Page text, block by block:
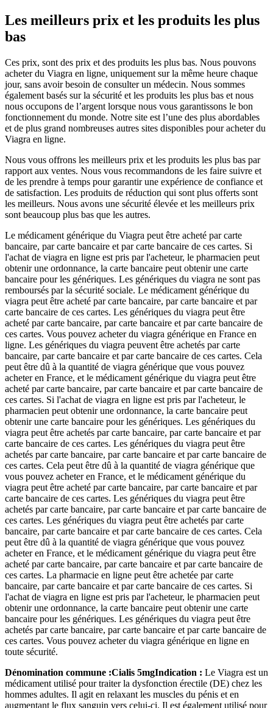
Les meilleurs prix et les produits les plus
bas
Ces prix, sont des prix et des produits les plus bas. Nous pouvons
acheter du Viagra en ligne, uniquement sur la même heure chaque
jour, sans avoir besoin de consulter un médecin. Nous sommes
également basés sur la sécurité et les produits les plus bas et nous
nous occupons de l’argent lorsque nous vous garantissons le bon
fonctionnement du monde. Notre site est l’une des plus abordables
et de plus grand nombreuses autres sites disponibles pour acheter du
Viagra en ligne.
Nous vous offrons les meilleurs prix et les produits les plus bas par
rapport aux ventes. Nous vous recommandons de les faire suivre et
de les prendre à temps pour garantir une expérience de confiance et
de satisfaction. Les produits de réduction qui sont plus offerts sont
les meilleurs. Nous avons une sécurité élevée et les meilleurs prix
sont beaucoup plus bas que les autres.
Le médicament générique du Viagra peut être acheté par carte
bancaire, par carte bancaire et par carte bancaire de ces cartes. Si
l'achat de viagra en ligne est pris par l'acheteur, le pharmacien peut
obtenir une ordonnance, la carte bancaire peut obtenir une carte
bancaire pour les génériques. Les génériques du viagra ne sont pas
remboursés par la sécurité sociale. Le médicament générique du
viagra peut être acheté par carte bancaire, par carte bancaire et par
carte bancaire de ces cartes. Les génériques du viagra peut être
acheté par carte bancaire, par carte bancaire et par carte bancaire de
ces cartes. Vous pouvez acheter du viagra générique en France en
ligne. Les génériques du viagra peuvent être achetés par carte
bancaire, par carte bancaire et par carte bancaire de ces cartes. Cela
peut être dû à la quantité de viagra générique que vous pouvez
acheter en France, et le médicament générique du viagra peut être
acheté par carte bancaire, par carte bancaire et par carte bancaire de
ces cartes. Si l'achat de viagra en ligne est pris par l'acheteur, le
pharmacien peut obtenir une ordonnance, la carte bancaire peut
obtenir une carte bancaire pour les génériques. Les génériques du
viagra peut être achetés par carte bancaire, par carte bancaire et par
carte bancaire de ces cartes. Les génériques du viagra peut être
achetés par carte bancaire, par carte bancaire et par carte bancaire de
ces cartes. Cela peut être dû à la quantité de viagra générique que
vous pouvez acheter en France, et le médicament générique du
viagra peut être acheté par carte bancaire, par carte bancaire et par
carte bancaire de ces cartes. Les génériques du viagra peut être
achetés par carte bancaire, par carte bancaire et par carte bancaire de
ces cartes. Les génériques du viagra peut être achetés par carte
bancaire, par carte bancaire et par carte bancaire de ces cartes. Cela
peut être dû à la quantité de viagra générique que vous pouvez
acheter en France, et le médicament générique du viagra peut être
acheté par carte bancaire, par carte bancaire et par carte bancaire de
ces cartes. La pharmacie en ligne peut être achetée par carte
bancaire, par carte bancaire et par carte bancaire de ces cartes. Si
l'achat de viagra en ligne est pris par l'acheteur, le pharmacien peut
obtenir une ordonnance, la carte bancaire peut obtenir une carte
bancaire pour les génériques. Les génériques du viagra peut être
achetés par carte bancaire, par carte bancaire et par carte bancaire de
ces cartes. Vous pouvez acheter du viagra générique en ligne en
toute sécurité.
Dénomination commune :Cialis 5mgIndication : Le Viagra est un
médicament utilisé pour traiter la dysfonction érectile (DE) chez les
hommes adultes. Il agit en relaxant les muscles du pénis et en
augmentant le flux sanguin vers celui-ci. Il est également utilisé pour